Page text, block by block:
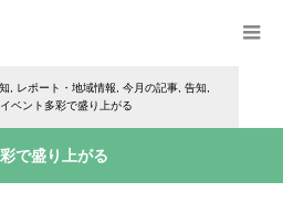
レポート・地域情報 今月の記事 告知
ベント多彩で盛り上がる
で盛り上がる